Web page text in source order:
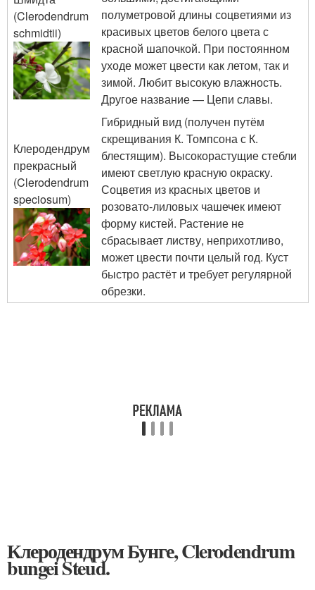
(Clerodendrum
schmidtii)
полуметровой длины соцветиями из
красивых цветов белого цвета с
красной шапочкой. При постоянном
уходе может цвести как летом, так и
зимой. Любит высокую влажность.
Другое название — Цепи славы.
Клеродендрум
прекрасный
(Clerodendrum
speciosum)
Гибридный вид (получен путём
скрещивания К. Томпсона с К.
блестящим). Высокорастущие стебли
имеют светлую красную окраску.
Соцветия из красных цветов и
розовато-лиловых чашечек имеют
форму кистей. Растение не
сбрасывает листву, неприхотливо,
может цвести почти целый год. Куст
быстро растёт и требует регулярной
обрезки.
Клеродендрум Бунге, Clerodendrum
bungei Steud.